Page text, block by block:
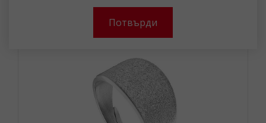
Потвърди